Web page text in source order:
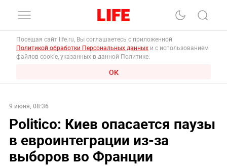
Посещая сайт life.ru, Вы соглашаетесь с приложенной
Политикой обработки Персональных данных и с использованием
файлов cookie, указанных в данной Политике.
ОК
9 июня, 08:36
Politico: Киев опасается паузы
в евроинтеграции из-за
выборов во Франции